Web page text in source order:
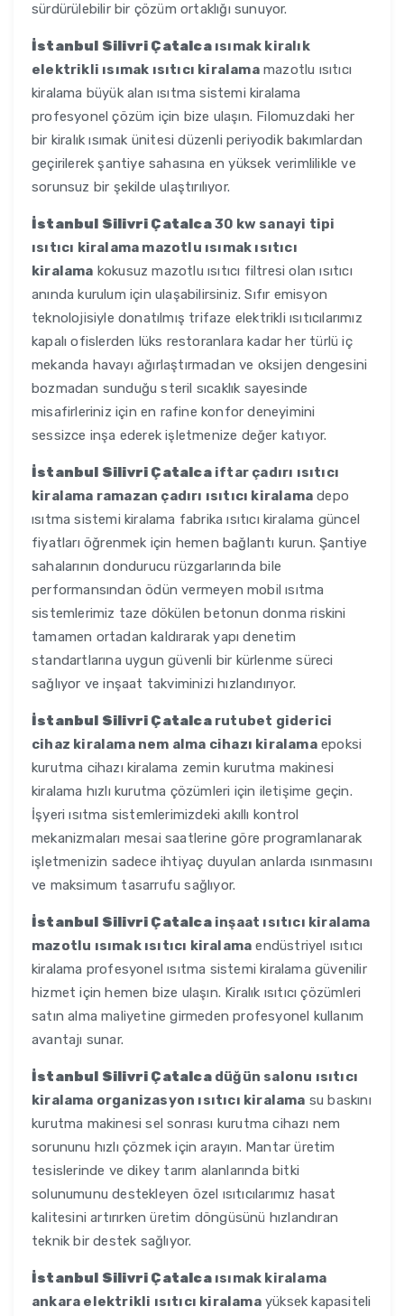
sürdürülebilir bir çözüm ortaklığı sunuyor.
İstanbul Silivri Çatalcaısımak kiralık
elektrikli ısımak ısıtıcı kiralamamazotlu ısıtıcı
kiralama büyük alan ısıtma sistemi kiralama
profesyonel çözüm için bize ulaşın. Filomuzdaki her
bir kiralık ısımak ünitesi düzenli periyodik bakımlardan
geçirilerek şantiye sahasına en yüksek verimlilikle ve
sorunsuz bir şekilde ulaştırılıyor.
İstanbul Silivri Çatalca30 kw sanayi tipi
ısıtıcı kiralama mazotlu ısımak ısıtıcı
kiralama kokusuz mazotlu ısıtıcı filtresi olan ısıtıcı
anında kurulum için ulaşabilirsiniz. Sıfır emisyon
teknolojisiyle donatılmış trifaze elektrikli ısıtıcılarımız
kapalı ofislerden lüks restoranlara kadar her türlü iç
mekanda havayı ağırlaştırmadan ve oksijen dengesini
bozmadan sunduğu steril sıcaklık sayesinde
misafirleriniz için en rafine konfor deneyimini
sessizce inşa ederek işletmenize değer katıyor.
İstanbul Silivri Çatalcaiftar çadırı ısıtıcı
kiralama ramazan çadırı ısıtıcı kiralama depo
ısıtma sistemi kiralama fabrika ısıtıcı kiralama güncel
fiyatları öğrenmek için hemen bağlantı kurun. Şantiye
sahalarının dondurucu rüzgarlarında bile
performansından ödün vermeyen mobil ısıtma
sistemlerimiz taze dökülen betonun donma riskini
tamamen ortadan kaldırarak yapı denetim
standartlarına uygun güvenli bir kürlenme süreci
sağlıyor ve inşaat takviminizi hızlandırıyor.
İstanbul Silivri Çatalcarutubet giderici
cihaz kiralama nem alma cihazı kiralamaepoksi
kurutma cihazı kiralama zemin kurutma makinesi
kiralama hızlı kurutma çözümleri için iletişime geçin.
İşyeri ısıtma sistemlerimizdeki akıllı kontrol
mekanizmaları mesai saatlerine göre programlanarak
işletmenizin sadece ihtiyaç duyulan anlarda ısınmasını
ve maksimum tasarrufu sağlıyor.
İstanbul Silivri Çatalcainşaat ısıtıcı kiralama
mazotlu ısımak ısıtıcı kiralama endüstriyel ısıtıcı
kiralama profesyonel ısıtma sistemi kiralama güvenilir
hizmet için hemen bize ulaşın. Kiralık ısıtıcı çözümleri
satın alma maliyetine girmeden profesyonel kullanım
avantajı sunar.
İstanbul Silivri Çatalcadüğün salonu ısıtıcı
kiralama organizasyon ısıtıcı kiralama su baskını
kurutma makinesi sel sonrası kurutma cihazı nem
sorununu hızlı çözmek için arayın. Mantar üretim
tesislerinde ve dikey tarım alanlarında bitki
solunumunu destekleyen özel ısıtıcılarımız hasat
kalitesini artırırken üretim döngüsünü hızlandıran
teknik bir destek sağlıyor.
İstanbul Silivri Çatalcaısımak kiralama
ankara elektrikli ısıtıcı kiralamayüksek kapasiteli